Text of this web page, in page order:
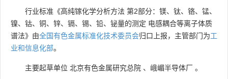
行业标准《高纯镓化学分析方法 第2部分：镁、钛、铬、锰、
镍、钴、铜、锌、镉、锡、铅、铋量的测定 电感耦合等离子体质
谱法》由全国有色金属标准化技术委员会归口上报，主管部门为工
业和信息化部。
主要起草单位 北京有色金属研究总院 、 峨嵋半导体厂 。